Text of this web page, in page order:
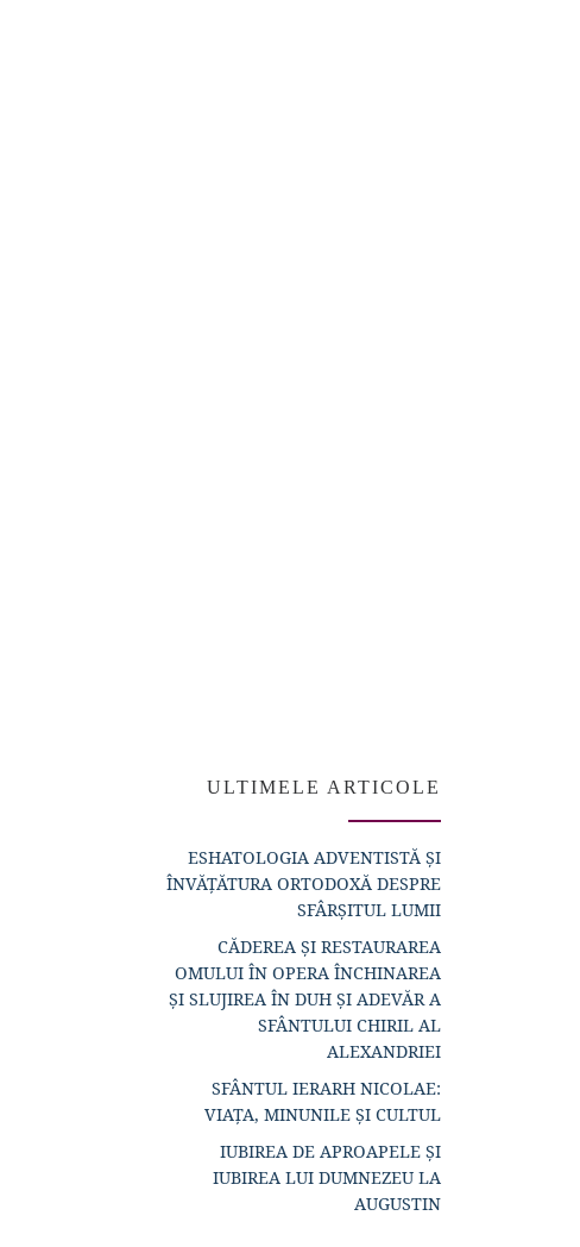
ULTIMELE ARTICOLE
ESHATOLOGIA ADVENTISTĂ ȘI
ÎNVĂȚĂTURA ORTODOXĂ DESPRE
SFÂRȘITUL LUMII
CĂDEREA ȘI RESTAURAREA
OMULUI ÎN OPERA ÎNCHINAREA
ȘI SLUJIREA ÎN DUH ȘI ADEVĂR A
SFÂNTULUI CHIRIL AL
ALEXANDRIEI
SFÂNTUL IERARH NICOLAE:
VIAȚA, MINUNILE ȘI CULTUL
IUBIREA DE APROAPELE ȘI
IUBIREA LUI DUMNEZEU LA
AUGUSTIN